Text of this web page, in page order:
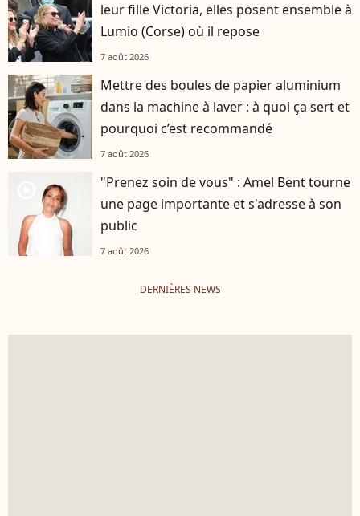
leur fille Victoria, elles posent ensemble à
Lumio (Corse) où il repose
7 août 2026
Mettre des boules de papier aluminium
dans la machine à laver : à quoi ça sert et
pourquoi c’est recommandé
7 août 2026
"Prenez soin de vous" : Amel Bent tourne
une page importante et s'adresse à son
public
7 août 2026
DERNIÈRES NEWS